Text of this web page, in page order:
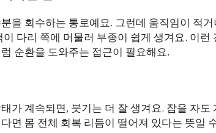
을 회수하는 통로예요. 그런데 움직임이 적
다리 쪽에 머물러 부종이 쉽게 생겨요. 이런
순환을 도와주는 접근이 필요해요.
가 계속되면, 붓기는 더 잘 생겨요. 잠을 자도
면 몸 전체 회복 리듬이 떨어져 있다는 뜻일